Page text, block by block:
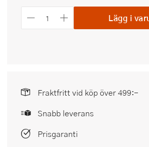
Lägg i
Fraktfritt vid köp över 499:-
Snabb leverans
Prisgaranti